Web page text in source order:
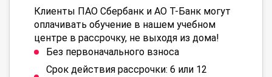
Клиенты ПАО Сбербанк и АО Т-Банк могут
оплачивать обучение в нашем учебном
центре в рассрочку, не выходя из дома!
Без первоначального взноса
Срок действия рассрочки: 6 или 12